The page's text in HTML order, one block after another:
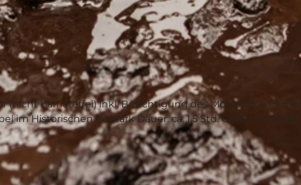
(nicht barrierefrei) inkl. Besichtigung des Moorstichs: Immer
Historischen Kurpark Dauer: ca. 1,5 Std. Gebühr: 5,00 €